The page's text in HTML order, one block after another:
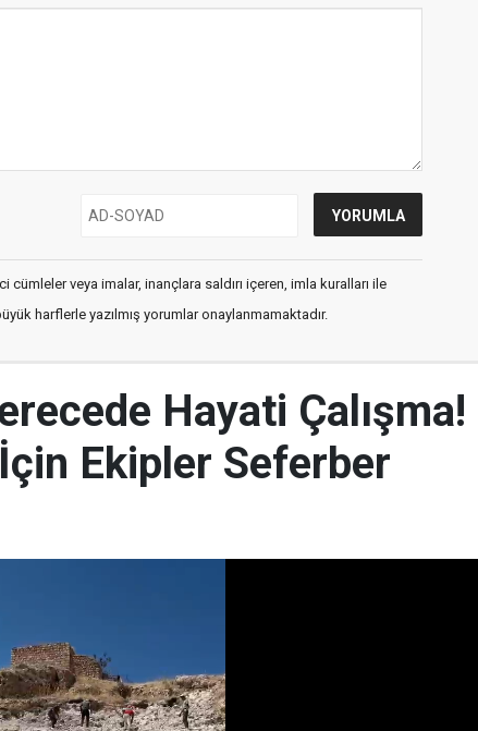
cümleler veya imalar, inançlara saldırı içeren, imla kuralları ile
harflerle yazılmış yorumlar onaylanmamaktadır.
Hayati Çalışma!
Ekipler Seferber